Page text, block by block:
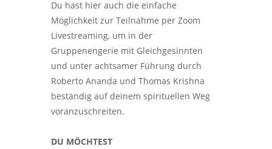
Du hast hier auch die einfache
Möglichkeit zur Teilnahme per Zoom
Livestreaming, um in der
Gruppenengerie mit Gleichgesinnten
und unter achtsamer Führung durch
Roberto Ananda und Thomas Krishna
beständig auf deinem spirituellen Weg
voranzuschreiten.
DU MÖCHTEST